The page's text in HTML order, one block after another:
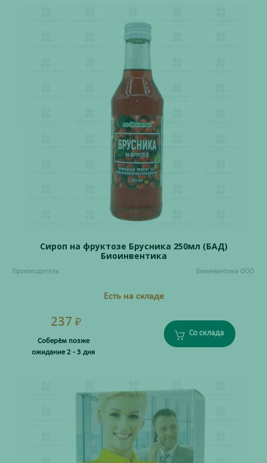
Сироп на фруктозе Брусника 250мл (БАД)
Биоинвентика
Производитель: Биоинвентика ООО
Есть на складе
237 ₽
Соберём позже
ожидание 2 - 3 дня
Со склада